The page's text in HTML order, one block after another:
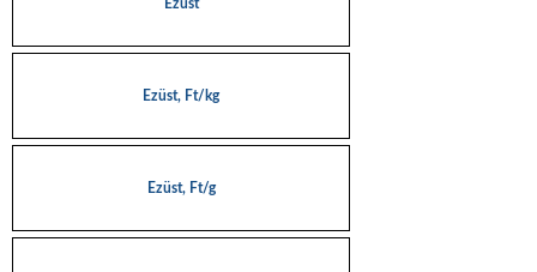
Ezüst
Ezüst, Ft/kg
Ezüst, Ft/g